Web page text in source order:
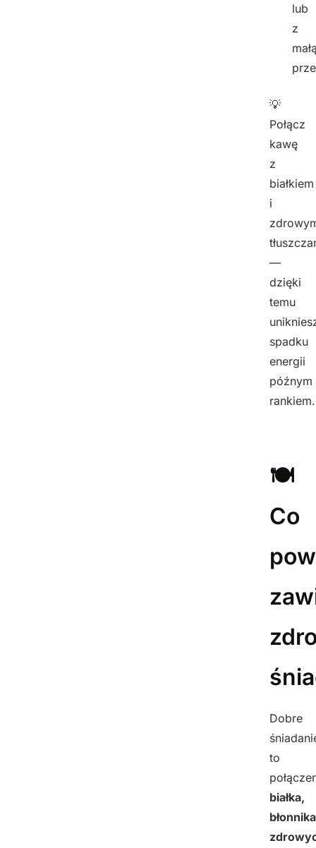
lub
z
💡
Połącz
kawę
z
białkiem
i
—
dzięki
temu
spadku
energii
późnym
rankiem.
🍽️
Co
Dobre
to
białka,